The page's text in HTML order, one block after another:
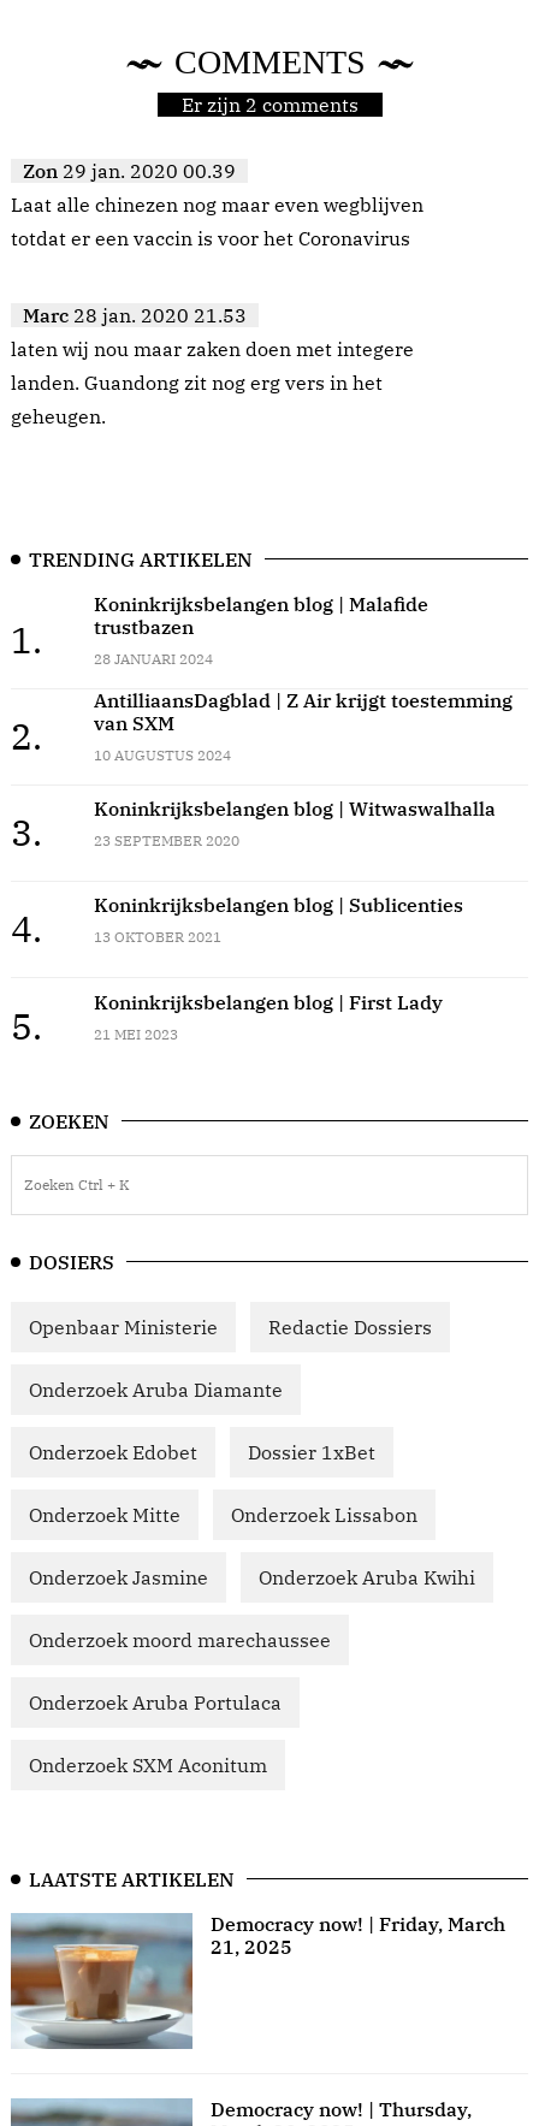
COMMENTS
Er zijn 2 comments
Zon 29 jan. 2020 00.39
Laat alle chinezen nog maar even wegblijven
totdat er een vaccin is voor het Coronavirus
Marc 28 jan. 2020 21.53
laten wij nou maar zaken doen met integere
landen. Guandong zit nog erg vers in het
geheugen.
TRENDING ARTIKELEN
1.
Koninkrijksbelangen blog | Malafide
trustbazen
28 JANUARI 2024
2.
AntilliaansDagblad | Z Air krijgt toestemming
van SXM
10 AUGUSTUS 2024
3.
Koninkrijksbelangen blog | Witwaswalhalla
23 SEPTEMBER 2020
4.
Koninkrijksbelangen blog | Sublicenties
13 OKTOBER 2021
5.
Koninkrijksbelangen blog | First Lady
21 MEI 2023
ZOEKEN
DOSIERS
Openbaar Ministerie Redactie Dossiers
Onderzoek Aruba Diamante
Onderzoek Edobet Dossier 1xBet
Onderzoek Mitte Onderzoek Lissabon
Onderzoek Jasmine Onderzoek Aruba Kwihi
Onderzoek moord marechaussee
Onderzoek Aruba Portulaca
Onderzoek SXM Aconitum
LAATSTE ARTIKELEN
Democracy now! | Friday, March
21, 2025
Democracy now! | Thursday,